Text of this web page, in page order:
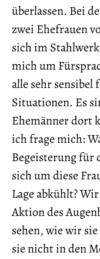
überlassen. Bei
zwei Ehefrauen
sich im
mich um
alle sehr
Situationen. Es
Ehemänner dort
ich frage mich:
Begeisterung für
sich um diese
Lage abkühlt?
Aktion des
sehen, wie wir
sie nicht in den